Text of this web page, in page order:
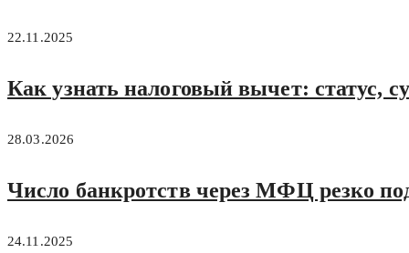
22.11.2025
Как узнать налоговый вычет: статус,
28.03.2026
Число банкротств через МФЦ резко
24.11.2025